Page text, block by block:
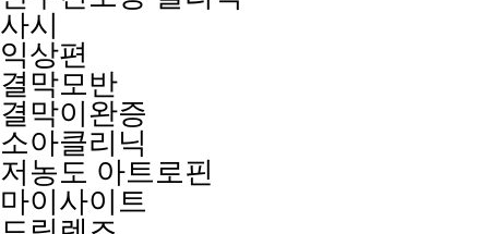
사시
익상편
결막모반
결막이완증
소아클리닉
저농도 아트로핀
마이사이트